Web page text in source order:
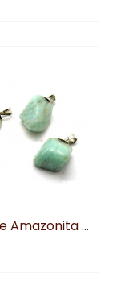
Pingente Amazonita Rolada